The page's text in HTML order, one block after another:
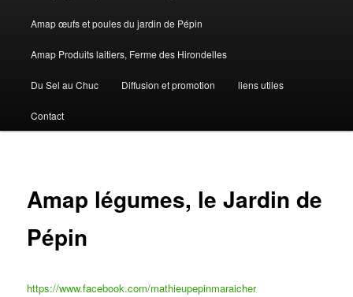
Amap œufs et poules du jardin de Pépin
Amap Produits laitiers, Ferme des Hirondelles
Du Sel au Chuc Diffusion et promotion liens utiles
Contact
Amap légumes, le Jardin de
Pépin
https://www.facebook.com/mathieupepinmaraicher